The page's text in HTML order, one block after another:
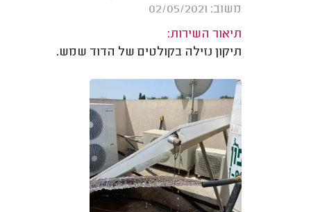
משוב: 02/05/2021
תיאור השירות:
תיקון נזילה בקולטים של הדוד שמש.